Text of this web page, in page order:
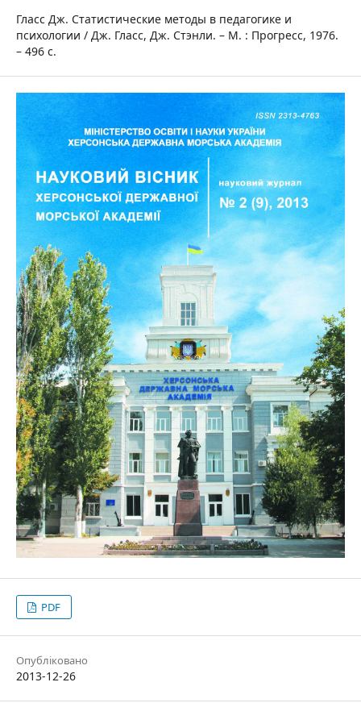
Гласс Дж. Статистические методы в педагогике и
психологии / Дж. Гласс, Дж. Стэнли. – М. : Прогресс, 1976.
– 496 c.
PDF
Опубліковано
2013-12-26